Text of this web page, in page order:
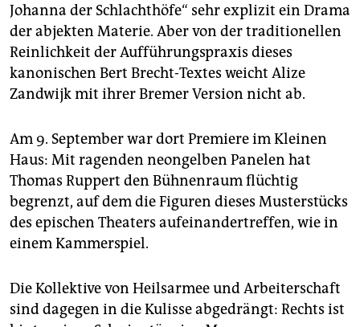
unterstützen
abo
genossenschaft
epaper login
Johanna der Schlachthöfe“ sehr explizit ein Drama
der abjekten Materie. Aber von der traditionellen
Reinlichkeit der Aufführungspraxis dieses
kanonischen Bert Brecht-Textes weicht Alize
Zandwijk mit ihrer Bremer Version nicht ab.
Am 9. September war dort Premiere im Kleinen
Haus: Mit ragenden neongelben Panelen hat
Thomas Ruppert den Bühnenraum flüchtig
begrenzt, auf dem die Figuren dieses Musterstücks
des epischen Theaters aufeinandertreffen, wie in
einem Kammerspiel.
Die Kollektive von Heilsarmee und Arbeiterschaft
sind dagegen in die Kulisse abgedrängt: Rechts ist